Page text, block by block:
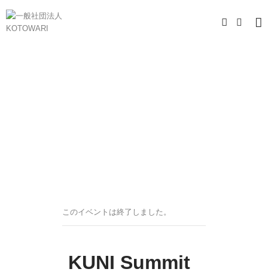
このイベントは終了しました。
KUNI Summit